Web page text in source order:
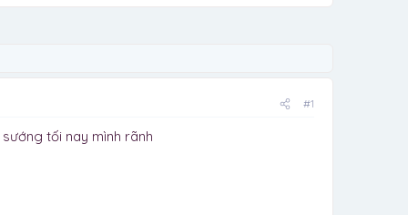
#1
tối nay mình rãnh